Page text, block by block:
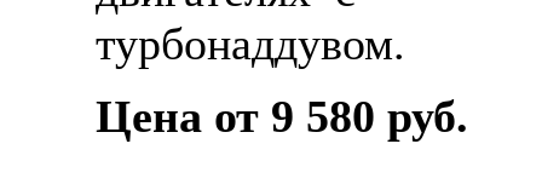
турбонаддувом.
Цена от 9 580 руб.